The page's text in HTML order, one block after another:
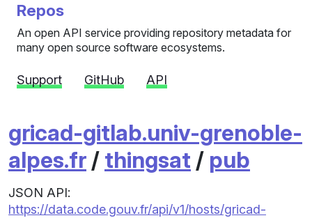
Repos
An open API service providing repository metadata for
many open source software ecosystems.
Support GitHub API
gricad-gitlab.univ-grenoble-
alpes.fr / thingsat / pub
JSON API:
https://data.code.gouv.fr/api/v1/hosts/gricad-